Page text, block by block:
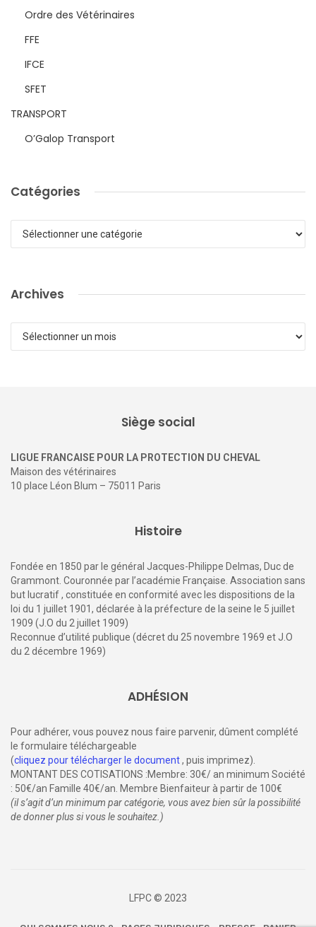
Ordre des Vétérinaires
FFE
IFCE
SFET
TRANSPORT
O’Galop Transport
Catégories
Catégories
Archives
Archives
Siège social
LIGUE FRANCAISE POUR LA PROTECTION DU CHEVAL
Maison des vétérinaires
10 place Léon Blum – 75011 Paris
Histoire
Fondée en 1850 par le général Jacques-Philippe Delmas, Duc de
Grammont. Couronnée par l’académie Française. Association sans
but lucratif , constituée en conformité avec les dispositions de la
loi du 1 juillet 1901, déclarée à la préfecture de la seine le 5 juillet
1909 (J.O du 2 juillet 1909)
Reconnue d’utilité publique (décret du 25 novembre 1969 et J.O
du 2 décembre 1969)
ADHÉSION
Pour adhérer, vous pouvez nous faire parvenir, dûment complété
le formulaire téléchargeable
(cliquez pour télécharger le document, puis imprimez).
MONTANT DES COTISATIONS :Membre: 30€/ an minimum Société
: 50€/an Famille 40€/an. Membre Bienfaiteur à partir de 100€
(il s’agit d’un minimum par catégorie, vous avez bien sûr la possibilité
de donner plus si vous le souhaitez.)
LFPC © 2023